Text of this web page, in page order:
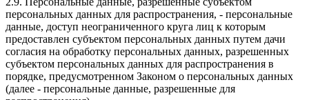
персональных данных для распространения, - персональные
данные, доступ неограниченного круга лиц к которым
предоставлен субъектом персональных данных путем дачи
согласия на обработку персональных данных, разрешенных
субъектом персональных данных для распространения в
порядке, предусмотренном Законом о персональных данных
(далее - персональные данные, разрешенные для